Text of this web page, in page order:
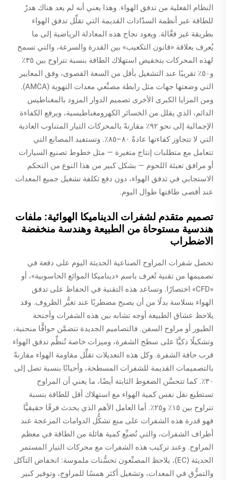
النظام الفعلية من تدفق الهواء. وهذا يعني أنه لم يعد هناك هدرٌ
للطاقة عبر أنظمة السدّادات القديمة التي تقلِّل تدفق الهواء
بطريقة غير فعَّالة. ويعود نجاح هذه المعادلة الرياضية إلى ما
يُعرف بعلاقة «قانون التكعيب» بين القدرة والسرعة، والتي تسمح
لهذه المحركات بتخفيض استهلاك الطاقة بنسبة تتراوح بين ٣٥٪
و٥٠٪ تقريبًا عند التشغيل بأقل من السعة القصوى، وفق المعايير
التي وضعتها جهات مثل رابطة مصنِّعي معدات التهوية (AMCA).
ومن المزايا الكبرى الأخرى تصميم الدوار المزود بالمغناطيس
الدائم، الذي يقلل من الخسائر الكهرومغناطيسية، ويرفع الكفاءة
الإجمالية إلى نحو ٩٢٪ مقارنةً بالمحركات التيار المتناوب العادية
التي لا تتجاوز كفاءتها عادةً ٨٠–٨٥٪. وتستفيد المصانع التي
تتعامل مع متطلبات إنتاج متغيرة — مثل خطوط تصنيع السيارات
أو مرافق تعبئة اللحوم — بشكل كبير من هذا النوع من التحكم
الاستجابي في تدفق الهواء، دون دفع تكلفة تشغيل جميع المعدات
عند أقصى طاقتها طوال اليوم.
تصميم متقدم لشفرات الديناميكا الهوائية: ملفات
هندسية مستوحاة من الطبيعة وهندسة منخفضة
الاضطراب
تحصل شفرات المراوح الصناعية الحديثة اليوم على دفعة في
تصميمها من تقنية تُعرف باسم «ديناميكا الموائع الحاسوبية»، أو
«CFD» اختصارًا. وتساعد هذه التقنية في الحفاظ على تدفق
الهواء بسلاسة بدلًا من أن يصبح مضطربًا عند تغيُّر الظروف. وقد
يلاحظ عشاق الطبيعة أوجه تشابه بين هذه الشفرات وأجنحة
الطيور أو مراوح السفن. فالتصاميم الجديدة تتضمَّن حوافًّا منحنية،
وتشكيلًا ذكيًّا على سطح الشفرة، وميزات خاصة تُنظِّم تدفق الهواء
قرب حافة الشفرة. وكل هذه التعديلات تقلِّل مقاومة الهواء مقارنةً
بالتصميمات القديمة للشفرات المسطحة، وأحيانًا بنسبة تصل إلى
٣٠٪. كما تتحسَّن الضغوط الثابتة أيضًا، ما يعني أن المراوح
تستطيع نقل نفس كمية الهواء مع استهلاك أقل للطاقة بنسبة
تتراوح بين ١٥٪ و٢٥٪. أما العامل الأهم الذي يحدث فرقًا حقيقيًّا
فهو قدرة هذه الشفرات على منع تشكُّل الدوامات المزعجة عند
أطراف الشفرات، والتي تُضيِّع كمية هائلة من الطاقة في معظم
المراوح. وعند تركيب هذه الشفرات مع محركات التيار المستمر
الحديثة (EC)، يلاحظ المصنِّعون تحسُّنات ملموسة: انخفاض التآكل
والتمزُّق في المعدات، وتشغيل أكثر همسًا للمراوح، وتوفير كبير